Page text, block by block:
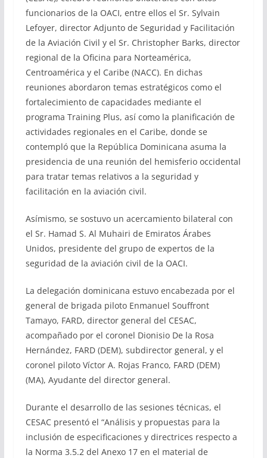
funcionarios de la OACI, entre ellos el Sr. Sylvain
Lefoyer, director Adjunto de Seguridad y Facilitación
de la Aviación Civil y el Sr. Christopher Barks, director
regional de la Oficina para Norteamérica,
Centroamérica y el Caribe (NACC). En dichas
reuniones abordaron temas estratégicos como el
fortalecimiento de capacidades mediante el
programa Training Plus, así como la planificación de
actividades regionales en el Caribe, donde se
contempló que la República Dominicana asuma la
presidencia de una reunión del hemisferio occidental
para tratar temas relativos a la seguridad y
facilitación en la aviación civil.
Asímismo, se sostuvo un acercamiento bilateral con
el Sr. Hamad S. Al Muhairi de Emiratos Árabes
Unidos, presidente del grupo de expertos de la
seguridad de la aviación civil de la OACI.
La delegación dominicana estuvo encabezada por el
general de brigada piloto Enmanuel Souffront
Tamayo, FARD, director general del CESAC,
acompañado por el coronel Dionisio De la Rosa
Hernández, FARD (DEM), subdirector general, y el
coronel piloto Víctor A. Rojas Franco, FARD (DEM)
(MA), Ayudante del director general.
Durante el desarrollo de las sesiones técnicas, el
CESAC presentó el “Análisis y propuestas para la
inclusión de especificaciones y directrices respecto a
la Norma 3.5.2 del Anexo 17 en el material de